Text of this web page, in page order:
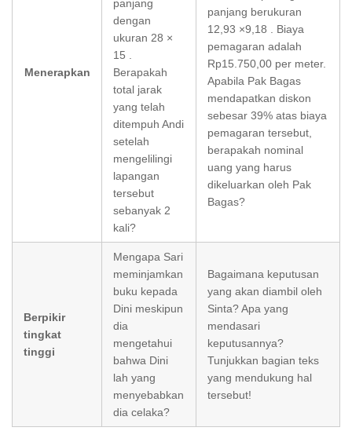
Menerapkan
panjang
dengan
ukuran 28 ×
15 .
Berapakah
total jarak
yang telah
ditempuh Andi
setelah
mengelilingi
lapangan
tersebut
sebanyak 2
kali?
panjang berukuran
12,93 ×9,18 . Biaya
pemagaran adalah
Rp15.750,00 per meter.
Apabila Pak Bagas
mendapatkan diskon
sebesar 39% atas biaya
pemagaran tersebut,
berapakah nominal
uang yang harus
dikeluarkan oleh Pak
Bagas?
Berpikir
tingkat
tinggi
Mengapa Sari
meminjamkan
buku kepada
Dini meskipun
dia
mengetahui
bahwa Dini
lah yang
menyebabkan
dia celaka?
Bagaimana keputusan
yang akan diambil oleh
Sinta? Apa yang
mendasari
keputusannya?
Tunjukkan bagian teks
yang mendukung hal
tersebut!